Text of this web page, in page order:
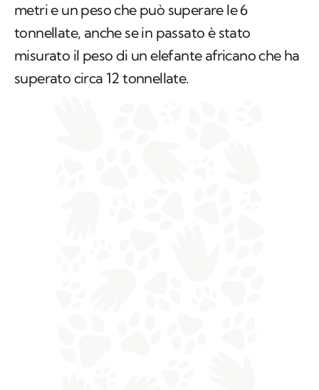
metri e un peso che può superare le 6
tonnellate, anche se in passato è stato
misurato il peso di un elefante africano che ha
superato circa 12 tonnellate.